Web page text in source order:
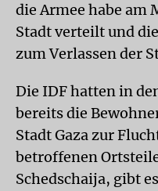
die Armee habe am
Stadt verteilt und
zum Verlassen der
Die IDF hatten in
bereits die
Stadt Gaza zur
betroffenen
Schedschaija, gibt